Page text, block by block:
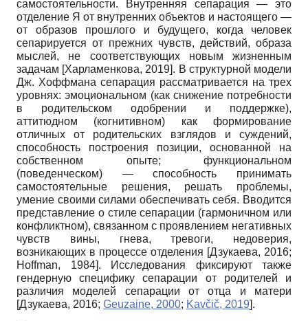
самостоятельности. Внутренняя сепарация — это
отделение Я от внутренних объектов и настоящего —
от образов прошлого и будущего, когда человек
сепарируется от прежних чувств, действий, образа
мыслей, не соответствующих новым жизненным
задачам [Харламенкова, 2019]. В структурной модели
Дж. Хоффмана сепарация рассматривается на трех
уровнях: эмоциональном (как снижение потребности
в родительском одобрении и поддержке),
аттитюдном (когнитивном) как формирование
отличных от родительских взглядов и суждений,
способность построения позиции, основанной на
собственном опыте; функциональном
(поведенческом) — способность принимать
самостоятельные решения, решать проблемы,
умение своими силами обеспечивать себя. Вводится
представление о стиле сепарации (гармоничном или
конфликтном), связанном с проявлением негативных
чувств вины, гнева, тревоги, недоверия,
возникающих в процессе отделения [Дзукаева, 2016;
Hoffman, 1984]. Исследования фиксируют также
гендерную специфику сепарации от родителей и
различия моделей сепарации от отца и матери
[Дзукаева, 2016; Geuzaine, 2000; Kavčič, 2019].